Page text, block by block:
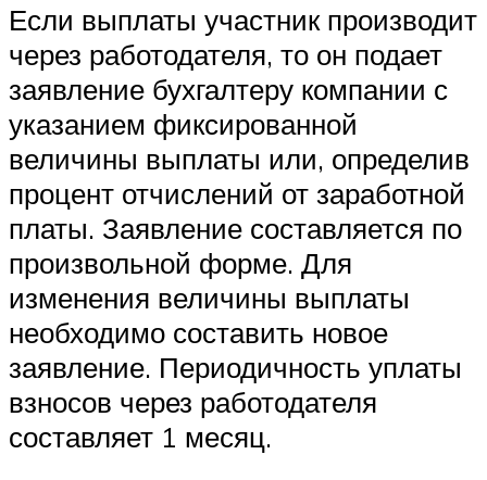
Если выплаты участник производит
через работодателя, то он подает
заявление бухгалтеру компании с
указанием фиксированной
величины выплаты или, определив
процент отчислений от заработной
платы. Заявление составляется по
произвольной форме. Для
изменения величины выплаты
необходимо составить новое
заявление. Периодичность уплаты
взносов через работодателя
составляет 1 месяц.